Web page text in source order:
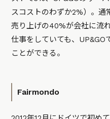
スコストのわずか2%）。通
売り上げの40%が会社に流
仕事をしていても、UP&GO
ことができる。
Fairmondo